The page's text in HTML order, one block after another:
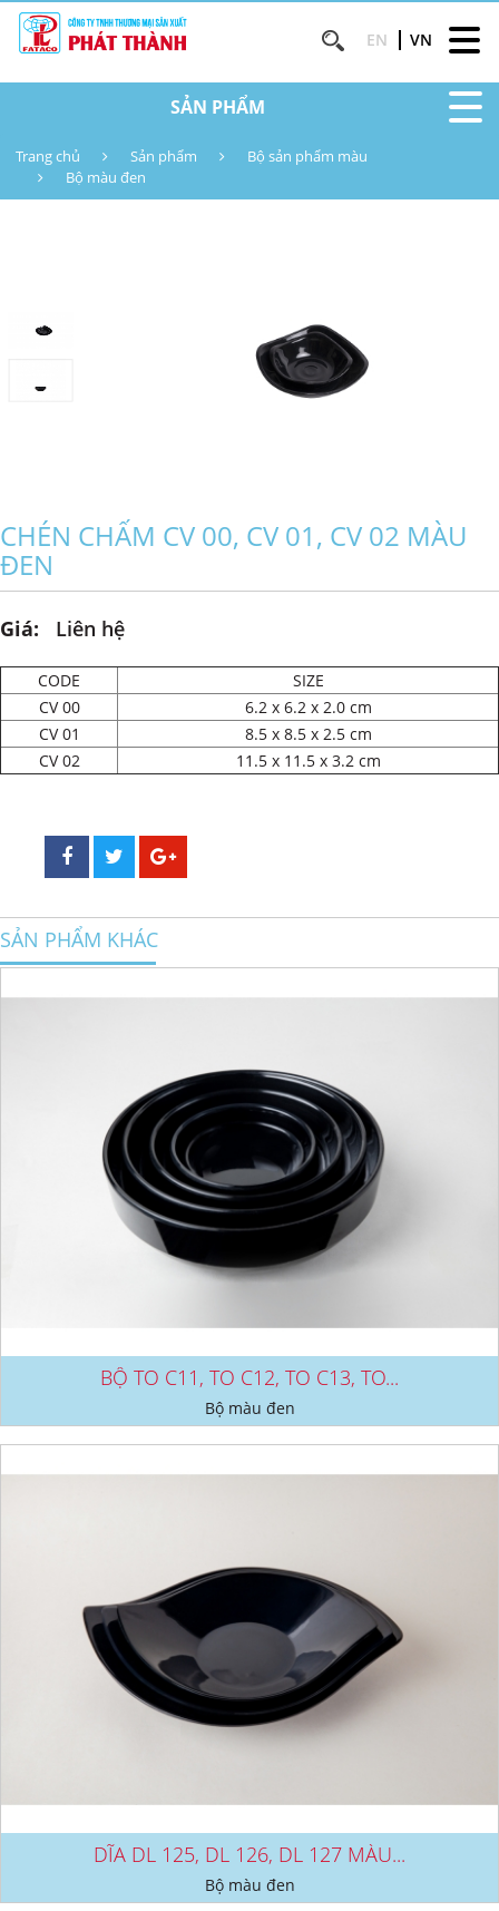
EN VN
SẢN PHẨM
Trang chủ Sản phẩm
Bộ sản phẩm màu
Bộ màu đen
CHÉN CHẤM CV 00, CV 01, CV 02 MÀU
ĐEN
Giá: Liên hệ
CODE
SIZE
CV 00
6.2 x 6.2 x 2.0 cm
CV 01
8.5 x 8.5 x 2.5 cm
CV 02
11.5 x 11.5 x 3.2 cm
SẢN PHẨM KHÁC
BỘ TO C11, TO C12, TO C13, TO...
Bộ màu đen
DĨA DL 125, DL 126, DL 127 MÀU...
Bộ màu đen